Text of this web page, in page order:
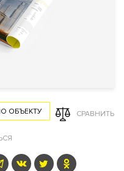
система
жизнеобеспечения
дом»
воздуха
воздуха TION
(Германия)
ОБЪЕКТУ СРАВНИТЬ